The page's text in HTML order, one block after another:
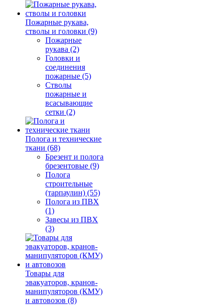
Пожарные рукава,
стволы и головки (9)
Пожарные
рукава (2)
Головки и
соединения
пожарные (5)
Стволы
пожарные и
всасывающие
сетки (2)
Полога и технические
ткани (68)
Брезент и полога
брезентовые (9)
Полога
строительные
(тарпаулин) (55)
Полога из ПВХ
(1)
Завесы из ПВХ
(3)
Товары для
эвакуаторов, кранов-
манипуляторов (КМУ)
и автовозов (8)